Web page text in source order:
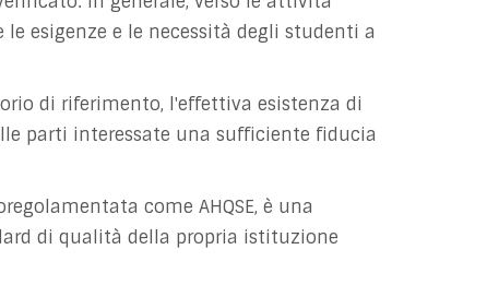
esigenze e le necessità degli studenti a
di riferimento, l'effettiva esistenza di
parti interessate una sufficiente fiducia
come AHQSE, è una
di qualità della propria istituzione